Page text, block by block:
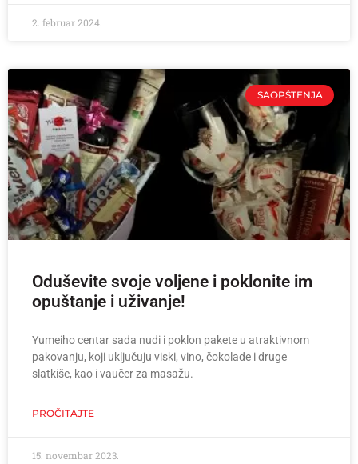
2. februar 2024.
SAOPŠTENJA
Oduševite svoje voljene i poklonite im
opuštanje i uživanje!
Yumeiho centar sada nudi i poklon pakete u atraktivnom
pakovanju, koji uključuju viski, vino, čokolade i druge
slatkiše, kao i vaučer za masažu.
PROČITAJTE
15. novembar 2023.